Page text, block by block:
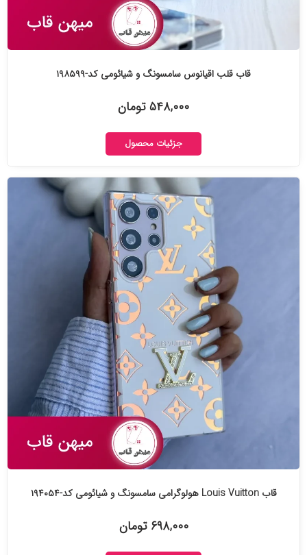
قاب قلب اقیانوس سامسونگ و شیائومی کد-۱۹۸۵۹۹
۵۴۸,۰۰۰ تومان
جزئیات محصول
قاب Louis Vuitton هولوگرامی سامسونگ و شیائومی کد-۱۹۴۰۵۴
۶۹۸,۰۰۰ تومان